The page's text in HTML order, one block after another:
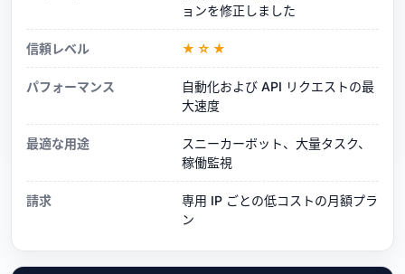
ョンを修正しました
信頼レベル ★☆★
パフォーマンス
自動化および API リクエストの最
大速度
最適な用途
スニーカーボット、大量タスク、
稼働監視
請求
専用 IP ごとの低コストの月額プラ
ン